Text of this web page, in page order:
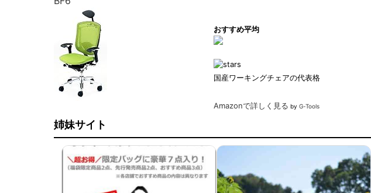
おすすめ平均
国産ワーキングチェアの代表格
Amazonで詳しく見る by G-Tools
姉妹サイト